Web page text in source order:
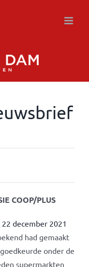
COOP/PLUS
december 2021
had gemaakt
onder de
supermarkten